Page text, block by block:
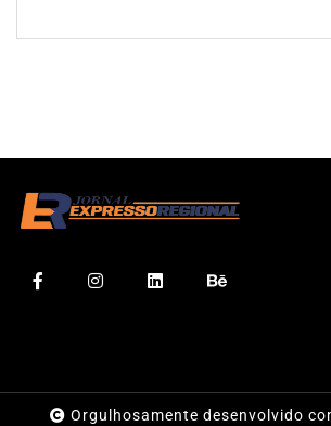
Orgulhosamente desenvolvido